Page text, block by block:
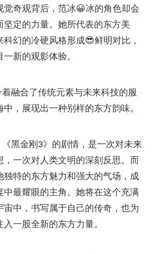
觉奇观背后，范冰😀冰的角色却会
坚定的力量。她所代表的东方美
幻的冷硬风格形成😎鲜明对比，
新的观影体验。
融合了传统元素与未来科技的服
，展现出一种别样的东方韵味。
黑金刚3》的剧情，是一次对未来
，一次对人类文明的深刻反思。而
独特的东方魅力和强大的气场，成
中最耀眼的主角。她将在这个充满
宙中，书写属于自己的传奇，也为
一股全新的东方力量。